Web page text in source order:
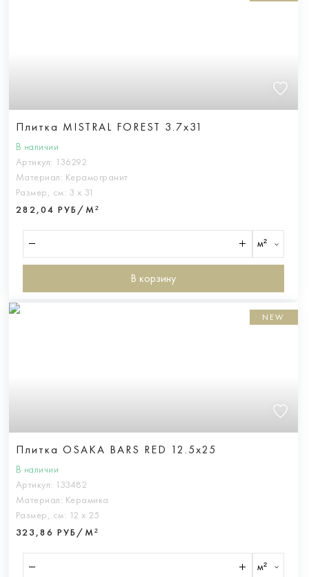
Плитка MISTRAL FOREST 3.7x31
В наличии
Артикул: 136292
Материал: Керамогранит
Размер, см: 3 х 31
282,04 РУБ/М²
м²
В корзину
NEW
Плитка OSAKA BARS RED 12.5x25
В наличии
Артикул: 133482
Материал: Керамика
Размер, см: 12 х 25
323,86 РУБ/М²
м²